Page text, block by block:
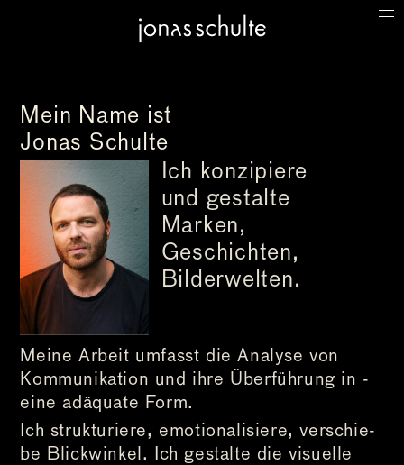
HOME
PROJEKTE
PROFIL
Mein Name ist
Jonas Schulte
Ich konzipiere
und gestalte
Marken,
Geschichten,
Bilderwelten.
Meine Arbeit umfasst die Analyse von
Kommunikation und ihre Überführung in ­
eine adäquate Form.
Ich strukturiere, emotionalisiere, ver­schie­
be Blick­winkel. Ich gestalte die visuelle